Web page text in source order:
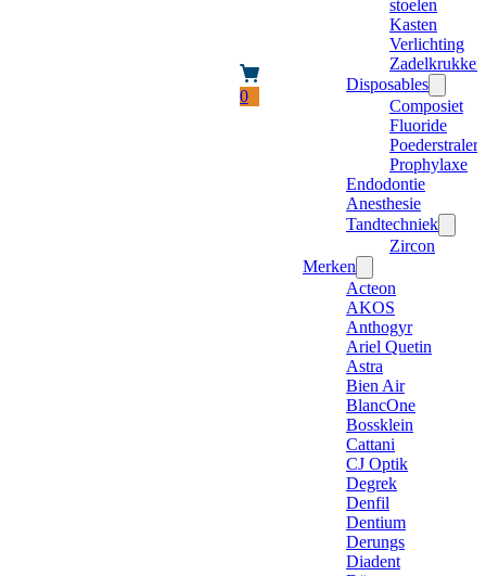
0
stoelen
Kasten
Verlichting
Zadelkrukken
Disposables
Composiet
Fluoride
Poederstraler
Prophylaxe
Endodontie
Anesthesie
Tandtechniek
Zircon
Merken
Acteon
AKOS
Anthogyr
Ariel Quetin
Astra
Bien Air
BlancOne
Bossklein
Cattani
CJ Optik
Degrek
Denfil
Dentium
Derungs
Diadent